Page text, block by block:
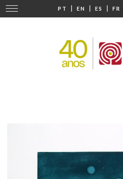
PT | EN | ES | FR
Mudar
navegação